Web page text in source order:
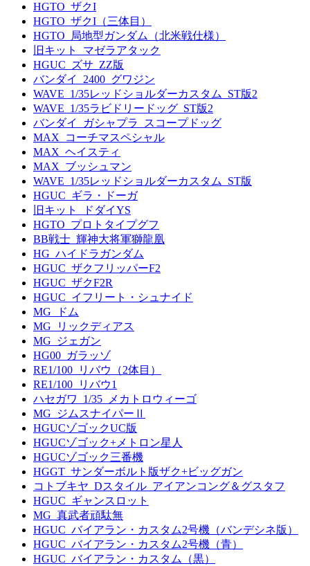
HGTO_ザクI
HGTO_ザクI（三体目）
HGTO_局地型ガンダム（北米戦仕様）
旧キット_マゼラアタック
HGUC_ズサ_ZZ版
バンダイ_2400_グワジン
WAVE_1/35レッドショルダーカスタム_ST版2
WAVE_1/35ラビドリードッグ_ST版2
バンダイ_ガシャプラ_スコープドッグ
MAX_コーチマスペシャル
MAX_ヘイスティ
MAX_ブッシュマン
WAVE_1/35レッドショルダーカスタム_ST版
HGUC_ギラ・ドーガ
旧キット_ドダイYS
HGTO_プロトタイプグフ
BB戦士_輝神大将軍獅龍凰
HG_ハイドラガンダム
HGUC_ザクフリッパーF2
HGUC_ザクF2R
HGUC_イフリート・シュナイド
MG_ドム
MG_リックディアス
MG_ジェガン
HG00_ガラッゾ
RE1/100_リバウ（2体目）
RE1/100_リバウ1
ハセガワ_1/35_メカトロウィーゴ
MG_ジムスナイパーⅡ
HGUCゾゴックUC版
HGUCゾゴック+メトロン星人
HGUCゾゴック三番機
HGGT_サンダーボルト版ザク+ビッグガン
コトブキヤ_Dスタイル_アイアンコング＆グスタフ
HGUC_ギャンスロット
MG_真武者頑駄無
HGUC_バイアラン・カスタム2号機（バンデシネ版）
HGUC_バイアラン・カスタム2号機（青）
HGUC_バイアラン・カスタム（黒）